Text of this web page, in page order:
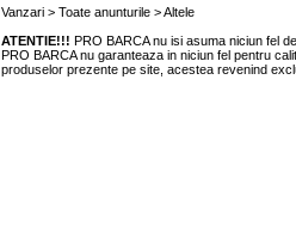
Vanzari > Toate anunturile>Altele
ATENTIE!!! PRO BARCA nu isi asuma niciun fel
PRO BARCA nu garanteaza in niciun fel pentru
produselor prezente pe site, acestea revenind